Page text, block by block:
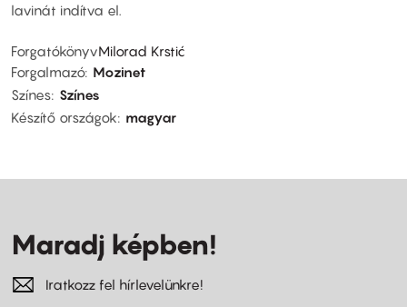
lavinát indítva el.
ForgatókönyvMilorad Krstić
Forgalmazó Mozinet
Színes Színes
Készítő országok
magyar
Maradj képben!
Iratkozz fel hírlevelünkre!